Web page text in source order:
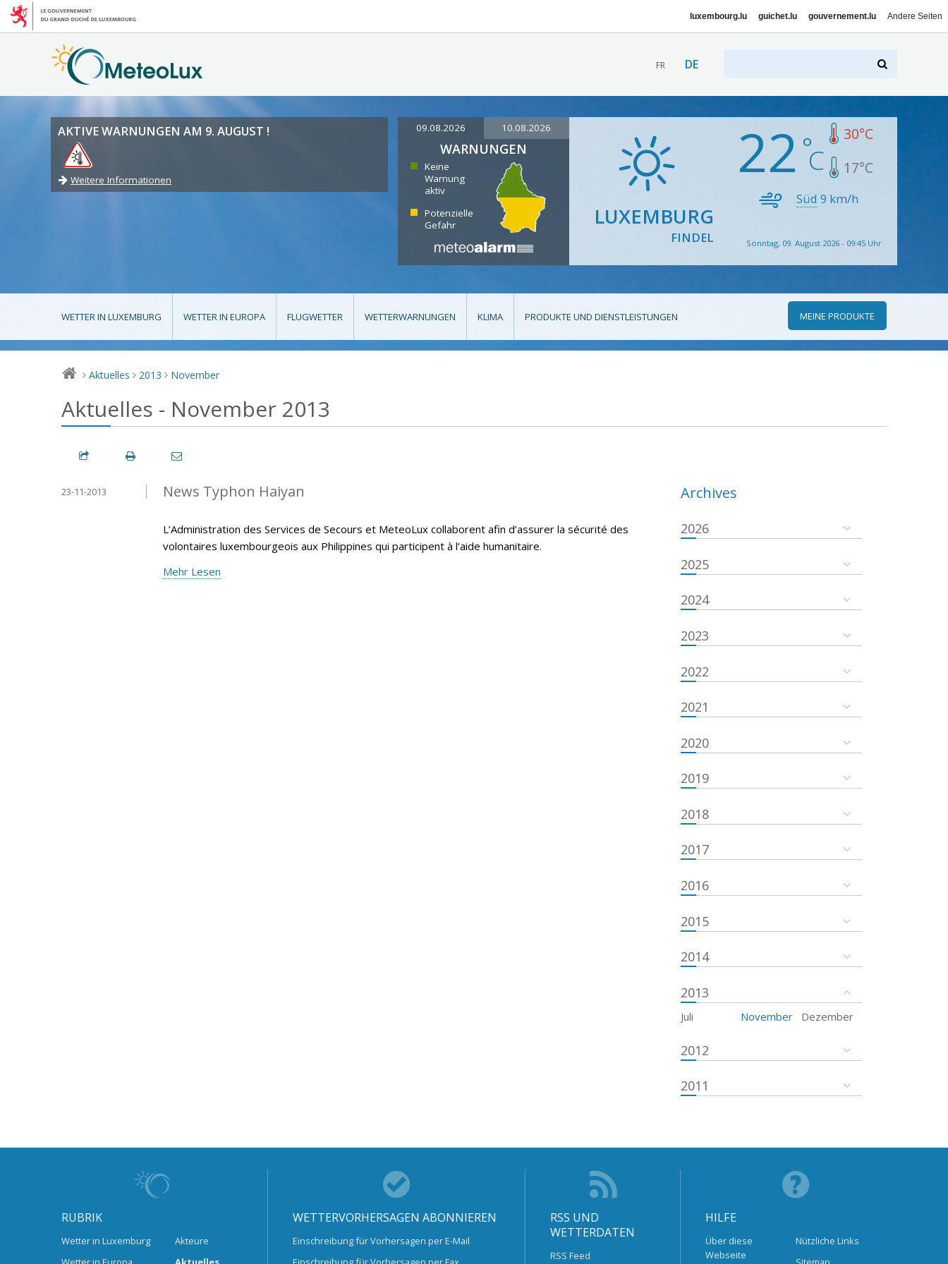
luxembourg.lu guichet.lu gouvernement.lu Andere Seiten
FR DE
AKTIVE WARNUNGEN AM 9. AUGUST !
Weitere Informationen
09.08.2026 10.08.2026
WARNUNGEN
Keine
Warnung
aktiv
Potenzielle
Gefahr
LUXEMBURG
FINDEL
22 30°C
17°C
Süd 9 km/h
Sonntag, 09. August 2026 - 09:45 Uhr
WETTER IN LUXEMBURG WETTER IN EUROPA FLUGWETTER WETTERWARNUNGEN KLIMA PRODUKTE UND DIENSTLEISTUNGEN MEINE PRODUKTE
> Aktuelles > 2013 > November
Aktuelles - November 2013
News Typhon Haiyan
23-11-2013
L’Administration des Services de Secours et MeteoLux collaborent afin d’assurer la sécurité des
volontaires luxembourgeois aux Philippines qui participent à l’aide humanitaire.
Mehr Lesen
Archives
2026
2025
2024
2023
2022
2021
2020
2019
2018
2017
2016
2015
2014
2013
Juli November Dezember
2012
2011
RUBRIK
Wetter in Luxemburg
Akteure
WETTERVORHERSAGEN ABONNIEREN
Einschreibung für Vorhersagen per E-Mail
RSS UND
WETTERDATEN
RSS Feed
HILFE
Über diese
Webseite
Nützliche Links